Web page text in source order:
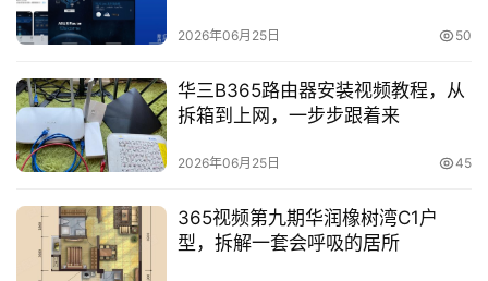
2026年06月25日 50
华三B365路由器安装视频教程，从
拆箱到上网，一步步跟着来
2026年06月25日 45
365视频第九期华润橡树湾C1户
型，拆解一套会呼吸的居所